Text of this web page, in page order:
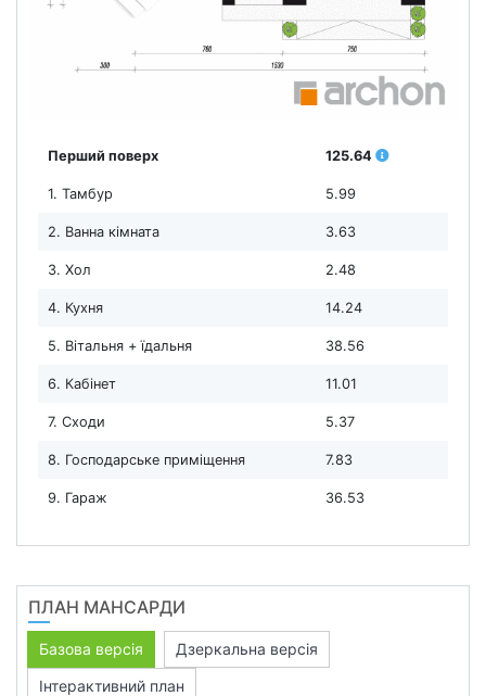
Перший поверх 125.64
1. Тамбур 5.99
2. Ванна кімната 3.63
3. Хол 2.48
4. Кухня 14.24
5. Вітальня + їдальня 38.56
6. Кабінет 11.01
7. Сходи 5.37
8. Господарське приміщення 7.83
9. Гараж 36.53
ПЛАН МАНСАРДИ
Базова версія
Дзеркальна версія
Інтерактивний план